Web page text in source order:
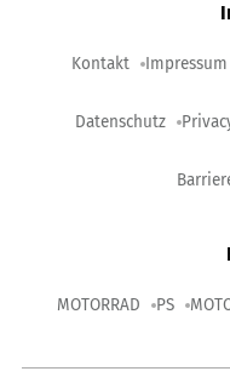
Kontakt Impressum
Datenschutz
MOTORRAD PS